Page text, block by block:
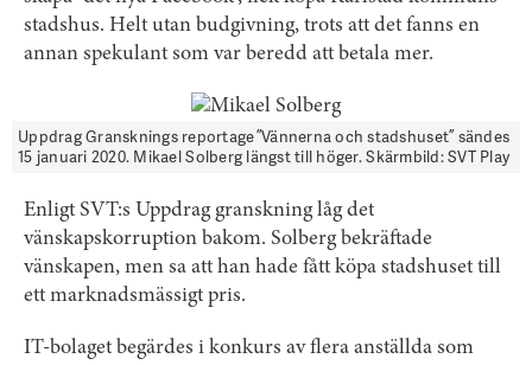
stadshus. Helt utan budgivning, trots att det fanns en
annan spekulant som var beredd att betala mer.
Uppdrag Gransknings reportage ”Vännerna och stadshuset” sändes
15 januari 2020. Mikael Solberg längst till höger. Skärmbild: SVT Play
Enligt SVT:s Uppdrag granskning låg det
vänskapskorruption bakom. Solberg bekräftade
vänskapen, men sa att han hade fått köpa stadshuset till
ett marknadsmässigt pris.
IT-bolaget begärdes i konkurs av flera anställda som